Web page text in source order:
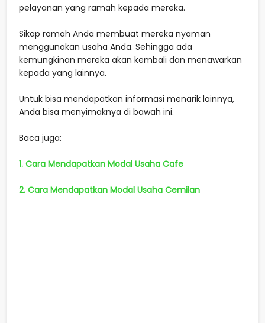
pelayanan yang ramah kepada mereka.
Sikap ramah Anda membuat mereka nyaman
menggunakan usaha Anda. Sehingga ada
kemungkinan mereka akan kembali dan menawarkan
kepada yang lainnya.
Untuk bisa mendapatkan informasi menarik lainnya,
Anda bisa menyimaknya di bawah ini.
Baca juga:
1. Cara Mendapatkan Modal Usaha Cafe
2. Cara Mendapatkan Modal Usaha Cemilan